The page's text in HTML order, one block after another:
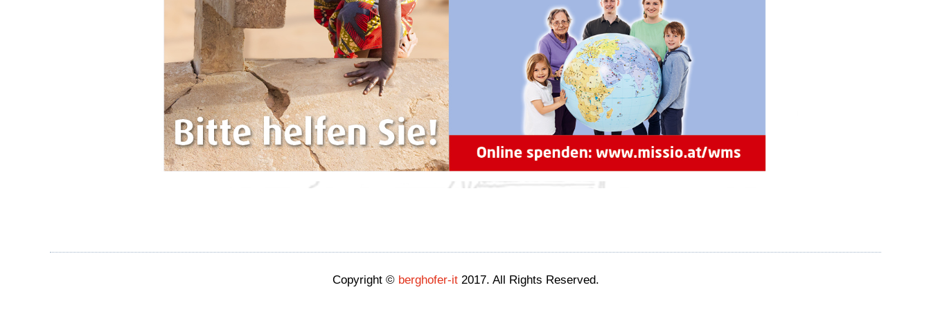
Copyright © berghofer-it2017. All Rights Reserved.